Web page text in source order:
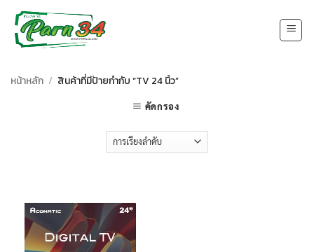
content
หน้าหลัก / สินค้าที่มีป้ายกำกับ “TV 24 นิ้ว”
คัดกรอง